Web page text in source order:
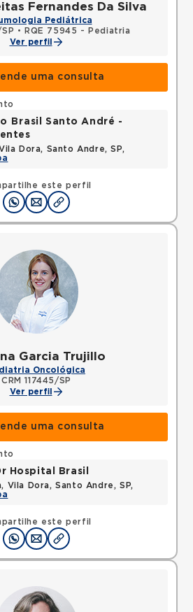
Fernandes Da Silva
Pediátrica
•
RQE 75945 - Pediatria
Ver perfil
uma consulta
este perfil
Brasil Santo André -
Dora, Santo Andre, SP,
Garcia Trujillo
Oncológica
CRM 117445/SP
Ver perfil
uma consulta
este perfil
Hospital Brasil
Vila Dora, Santo Andre, SP,